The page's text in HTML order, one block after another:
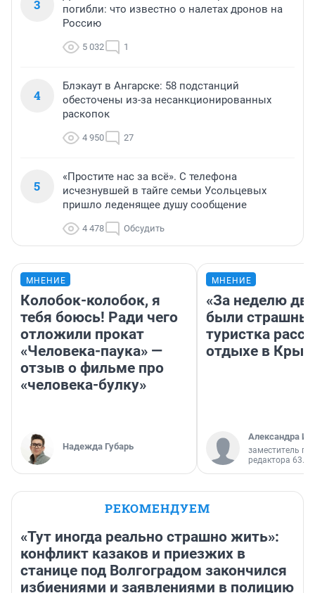
3
погибли: что известно о налетах дронов на
Россию
5 032 1
4
Блэкаут в Ангарске: 58 подстанций
обесточены из-за несанкционированных
раскопок
4 950 27
5
«Простите нас за всё». С телефона
исчезнувшей в тайге семьи Усольцевых
пришло леденящее душу сообщение
4 478 Обсудить
МНЕНИЕ
Колобок-колобок, я
тебя боюсь! Ради чего
отложили прокат
«Человека-паука» —
отзыв о фильме про
«человека-булку»
Надежда Губарь
МНЕНИЕ
«За неделю
были
туристка
отдыхе в
Александра
заместитель
редактора 63.RU
РЕКОМЕНДУЕМ
«Тут иногда реально страшно жить»:
конфликт казаков и приезжих в
станице под Волгоградом закончился
избиениями и заявлениями в полицию